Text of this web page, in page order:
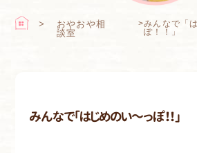
おやおや相
談室
>みんなで「
ぽ！！」
みんなで「はじめのい～っぽ！！」